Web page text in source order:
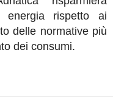
energia rispetto ai
delle normative più
dei consumi.